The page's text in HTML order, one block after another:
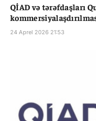
QİAD və tərəfdaşları
24 Aprel 2026 21:53